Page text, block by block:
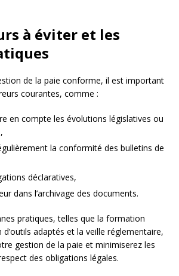
à éviter et les
de la paie conforme, il est important
courantes, comme :
en compte les évolutions législatives ou
la conformité des bulletins de
déclaratives,
dans l’archivage des documents.
pratiques, telles que la formation
d’outils adaptés et la veille réglementaire,
gestion de la paie et minimiserez les
des obligations légales.